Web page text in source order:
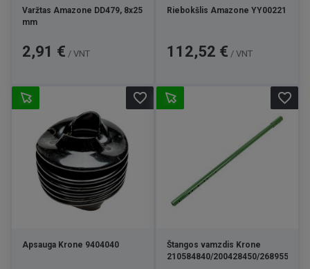
Varžtas Amazone DD479, 8x25
mm
Kaina
2,91 € / VNT
Riebokšlis Amazone YY00221
Kaina
112,52 € / VNT
Apsauga Krone 9404040
favorite_border
Štangos vamzdis Krone
210584840/200428450/2689553
favorite_border